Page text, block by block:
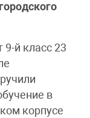
й класс 23
в
корпусе